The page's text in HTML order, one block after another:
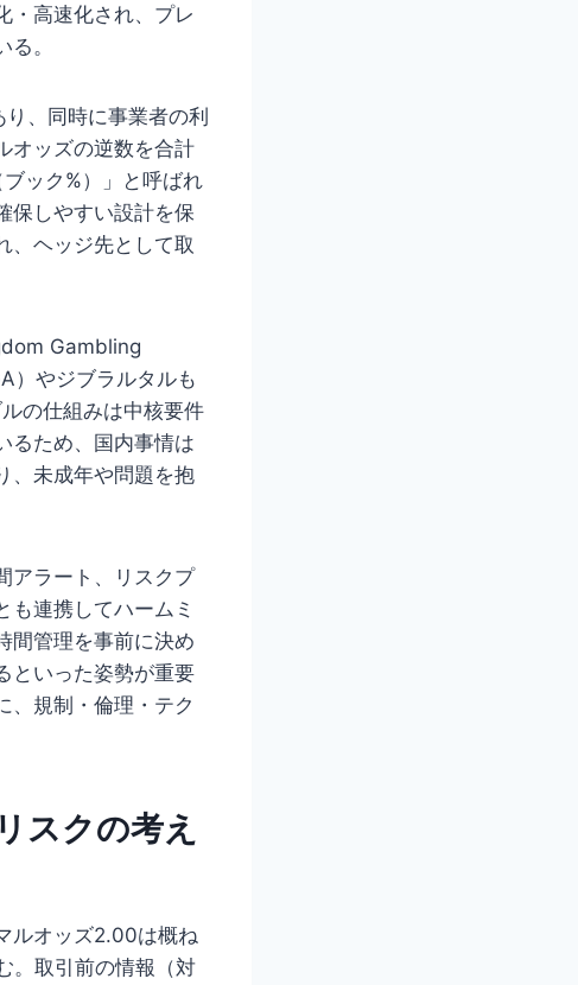
・高速化され、プレ
。
り、同時に事業者の利
オッズの逆数を合計
ック%）」と呼ばれ
保しやすい設計を保
、ヘッジ先として取
Gambling
）やジブラルタルも
の仕組みは中核要件
るため、国内事情は
、未成年や問題を抱
アラート、リスクプ
も連携してハームミ
間管理を事前に決め
といった姿勢が重要
、規制・倫理・テク
スクの考え
ルオッズ2.00は概ね
。取引前の情報（対